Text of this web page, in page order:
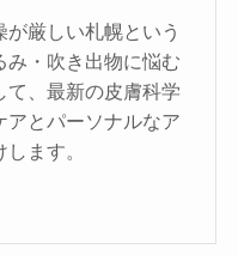
厳しい札幌という
み・吹き出物に悩む
て、最新の皮膚科学
アとパーソナルなア
ます。